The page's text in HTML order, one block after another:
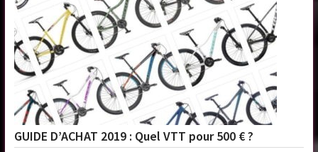
GUIDE D’ACHAT 2019 : Quel VTT pour 500 € ?